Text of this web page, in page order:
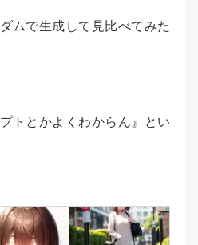
ムで生成して見比べてみた
トとかよくわからん』とい